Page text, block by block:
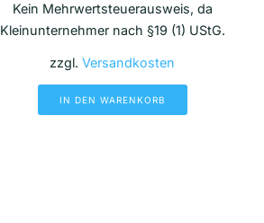
Kein Mehrwertsteuerausweis, da
Kleinunternehmer nach §19 (1) UStG.
zzgl.Versandkosten
IN DEN WARENKORB